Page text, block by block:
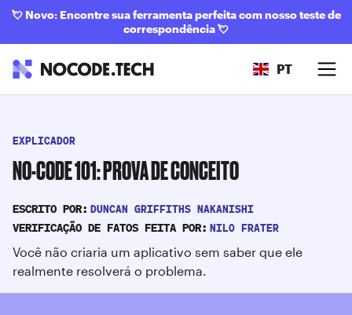
💘Novo: Encontre sua ferramenta perfeita com nosso teste de
correspondência💘
PT
EXPLICADOR
NO-CODE 101: PROVA DE CONCEITO
ESCRITO POR: DUNCAN GRIFFITHS NAKANISHI
VERIFICAÇÃO DE FATOS FEITA POR: NILO FRATER
Você não criaria um aplicativo sem saber que ele
realmente resolverá o problema.